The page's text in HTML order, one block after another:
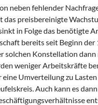
neben fehlender
preisbereinigte
in Folge das benötigte
bereits seit Beginn der
solchen Konstellation
weniger Arbeitskräfte
Umverteilung zu
Auch kann es